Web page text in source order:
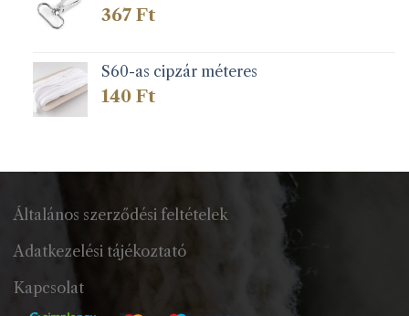
367 Ft
S60-as cipzár méteres
140 Ft
Általános szerződési feltételek
Adatkezelési tájékoztató
Kapcsolat